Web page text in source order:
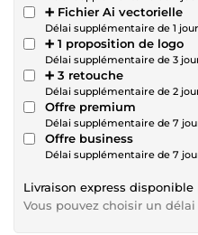
➕ Fichier Ai vectorielle
Délai supplémentaire de 1 jour
➕ 1 proposition de logo
Délai supplémentaire de 3
➕ 3 retouche
Délai supplémentaire de 2
Offre premium
Délai supplémentaire de 7
Offre business
Délai supplémentaire de 7
Livraison express disponible
Vous pouvez choisir un